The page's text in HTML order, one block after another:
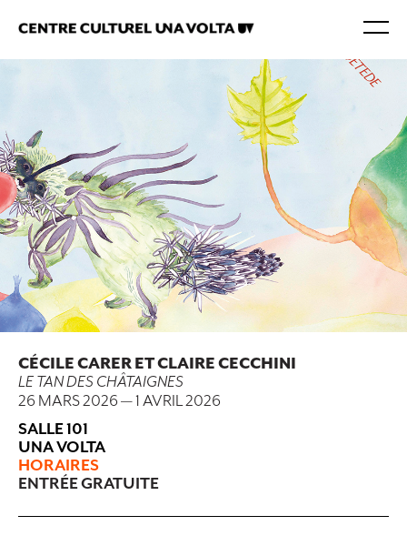
CÉCILE CARER ET CLAIRE CECCHINI
LE TAN DES CHÂTAIGNES
26 MARS 2026 —1 AVRIL 2026
SALLE 101
UNA VOLTA
HORAIRES
ENTRÉE GRATUITE